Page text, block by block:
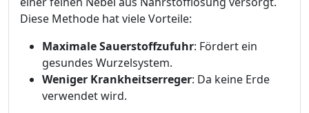
Diese Methode hat viele Vorteile:
Maximale Sauerstoffzufuhr: Fördert ein
gesundes Wurzelsystem.
Weniger Krankheitserreger: Da keine Erde
verwendet wird.